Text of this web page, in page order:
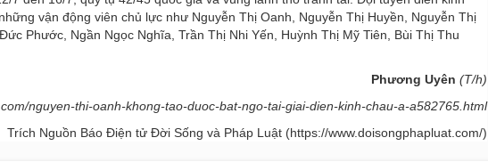
vận động viên chủ lực như Nguyễn Thị Oanh, Nguyễn Thị Huyền, Nguyễn Thị
Phước, Ngần Ngọc Nghĩa, Trần Thị Nhi Yến, Huỳnh Thị Mỹ Tiên, Bùi Thị Thu
Phương Uyên (T/h)
nguyen-thi-oanh-khong-tao-duoc-bat-ngo-tai-giai-dien-kinh-chau-a-a582765.html
Trích Nguồn Báo Điện tử Đời Sống và Pháp Luật (https://www.doisongphapluat.com/)